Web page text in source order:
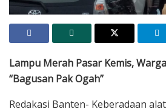
Lampu merah simpang empat Pasar Kemis
Lampu Merah Pasar Kemis,
“Bagusan Pak Ogah”
Redakasi Banten- Keberadaan